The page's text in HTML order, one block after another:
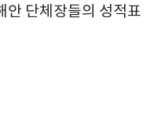
안 단체장들의 성적표